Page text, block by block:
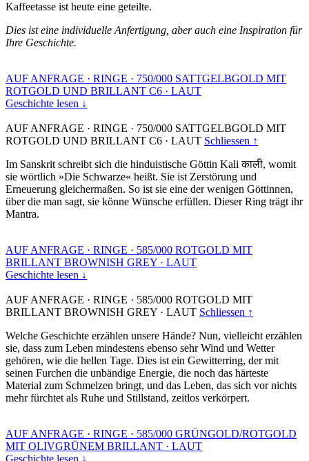
Kaffeetasse ist heute eine geteilte.
Dies ist eine individuelle Anfertigung, aber auch eine Inspiration für
Ihre Geschichte.
AUF ANFRAGE · RINGE · 750/000 SATTGELBGOLD MIT
ROTGOLD UND BRILLANT C6 · LAUT
Geschichte lesen ↓
AUF ANFRAGE · RINGE · 750/000 SATTGELBGOLD MIT
ROTGOLD UND BRILLANT C6 · LAUT Schliessen ↑
Im Sanskrit schreibt sich die hinduistische Göttin Kali काली, womit
sie wörtlich »Die Schwarze« heißt. Sie ist Zerstörung und
Erneuerung gleichermaßen. So ist sie eine der wenigen Göttinnen,
über die man sagt, sie könne Wünsche erfüllen. Dieser Ring trägt ihr
Mantra.
AUF ANFRAGE · RINGE · 585/000 ROTGOLD MIT
BRILLANT BROWNISH GREY · LAUT
Geschichte lesen ↓
AUF ANFRAGE · RINGE · 585/000 ROTGOLD MIT
BRILLANT BROWNISH GREY · LAUT Schliessen ↑
Welche Geschichte erzählen unsere Hände? Nun, vielleicht erzählen
sie, dass zum Leben mindestens ebenso sehr Wind und Wetter
gehören, wie die hellen Tage. Dies ist ein Gewitterring, der mit
seinen Furchen die unbändige Energie, die noch das härteste
Material zum Schmelzen bringt, und das Leben, das sich vor nichts
mehr fürchtet als Ruhe und Stillstand, zeitlos verkörpert.
AUF ANFRAGE · RINGE · 585/000 GRÜNGOLD/ROTGOLD
MIT OLIVGRÜNEM BRILLANT · LAUT
Geschichte lesen ↓